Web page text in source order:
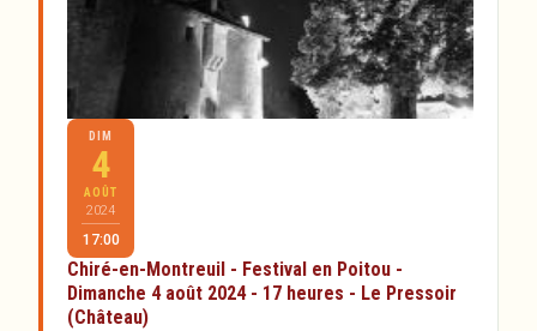
DIM
4
AOÛT
2024
17:00
Chiré-en-Montreuil - Festival en Poitou -
Dimanche 4 août 2024 - 17 heures - Le Pressoir
(Château)